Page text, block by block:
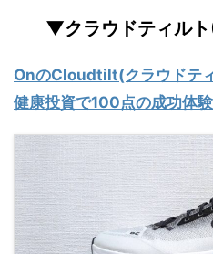
▼クラウドティル
OnのCloudtilt(クラウドテ
健康投資で100点の成功体